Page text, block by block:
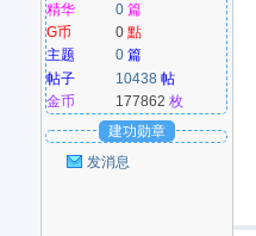
精华
0 篇
G币
0點
主题
0 篇
帖子
10438 帖
金币
177862枚
建功勋章
发消息